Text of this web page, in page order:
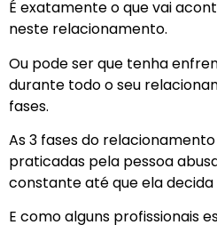
É exatamente o que vai
neste relacionamento.
Ou pode ser que tenha
durante todo o seu
fases.
As 3 fases do
praticadas pela pessoa
constante até que ela
E como alguns profissionais